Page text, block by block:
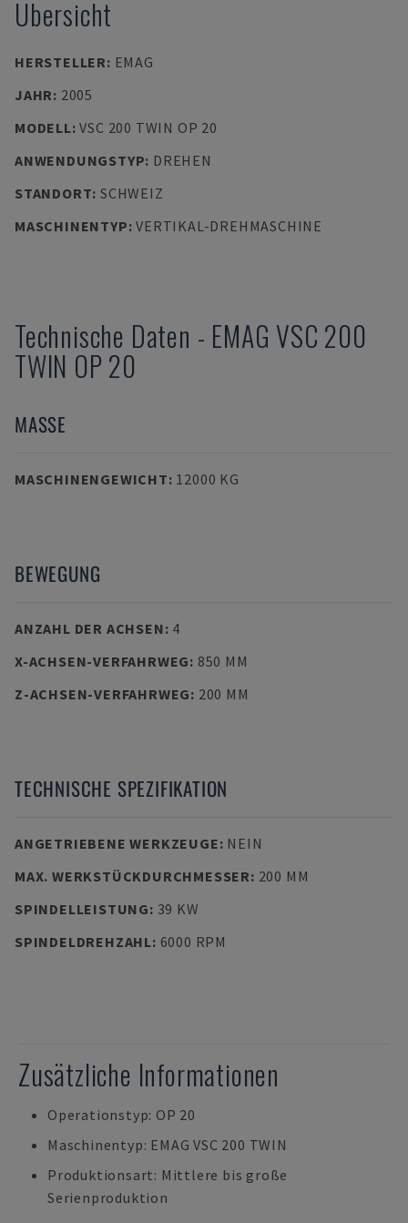
Übersicht
HERSTELLER: EMAG
JAHR: 2005
MODELL:VSC 200 TWIN OP 20
ANWENDUNGSTYP: DREHEN
STANDORT: SCHWEIZ
MASCHINENTYP:VERTIKAL-DREHMASCHINE
Technische Daten - EMAG VSC 200
TWIN OP 20
MASSE
MASCHINENGEWICHT: 12000 KG
BEWEGUNG
ANZAHL DER ACHSEN: 4
X-ACHSEN-VERFAHRWEG: 850 MM
Z-ACHSEN-VERFAHRWEG: 200 MM
TECHNISCHE SPEZIFIKATION
ANGETRIEBENE WERKZEUGE: NEIN
MAX. WERKSTÜCKDURCHMESSER: 200 MM
SPINDELLEISTUNG: 39 KW
SPINDELDREHZAHL: 6000 RPM
Zusätzliche Informationen
Operationstyp: OP 20
Maschinentyp: EMAG VSC 200 TWIN
Produktionsart: Mittlere bis große
Serienproduktion